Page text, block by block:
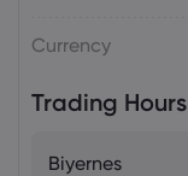
Currency
Trading Hours
Biyernes